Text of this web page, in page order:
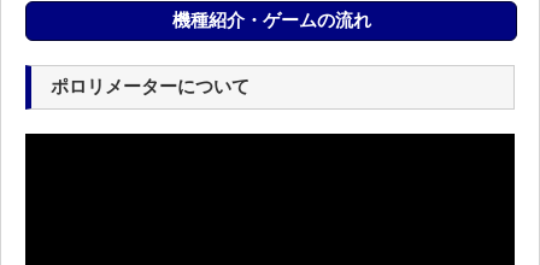
機種紹介・ゲームの流れ
ポロリメーターについて